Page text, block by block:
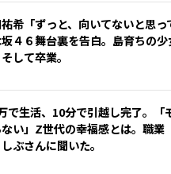
希「ずっと、向いてないと思っ
４６舞台裏を告白。島育ちの
して卒業。
で生活、10分で引越し完了。「
い」Z世代の幸福感とは。職業
ぶさんに聞いた。